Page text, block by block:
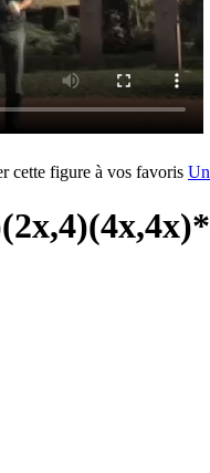
cette figure à vos favoris